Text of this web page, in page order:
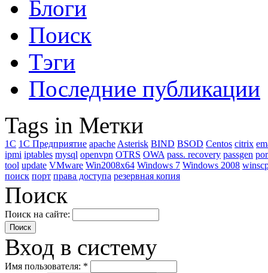
Блоги
Поиск
Тэги
Последние публикации
Tags in Метки
1C 1С Предприятие apacheAsterisk BIND BSOD Centos citrix
ipmi iptables mysql openvpn OTRS OWA pass. recovery passgen
tool update VMware Win2008x64 Windows 7 Windows 2008
поиск порт права доступа резервная копия
Поиск
Поиск на сайте:
Вход в систему
Имя пользователя: *